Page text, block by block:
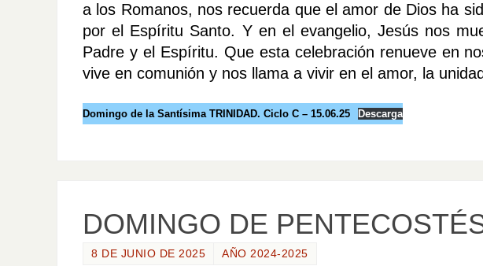
a los Romanos, nos recuerda que el amor de Dios ha
por el Espíritu Santo. Y en el evangelio, Jesús nos
Padre y el Espíritu. Que esta celebración renueve en
vive en comunión y nos llama a vivir en el amor, la
Domingo de la Santísima TRINIDAD. Ciclo C – 15.06.25 Descarga
DOMINGO DE
8 DE JUNIO DE 2025 AÑO 2024-2025